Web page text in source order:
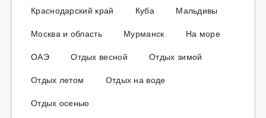
Краснодарский край
Куба
Мальдивы
Москва и область
Мурманск
На море
ОАЭ
Отдых весной
Отдых зимой
Отдых летом
Отдых на воде
Отдых осенью